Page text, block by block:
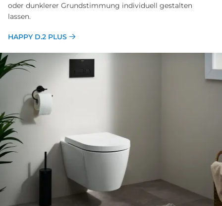
oder dunklerer Grundstimmung individuell gestalten
lassen.
HAPPY D.2 PLUS